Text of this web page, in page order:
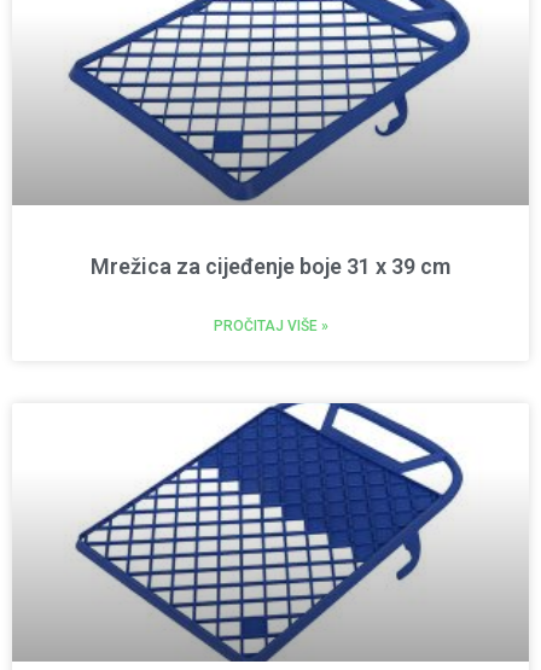
Mrežica za cijeđenje boje 31 x 39 cm
PROČITAJ VIŠE »